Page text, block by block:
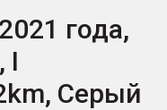
года,
I
Серый